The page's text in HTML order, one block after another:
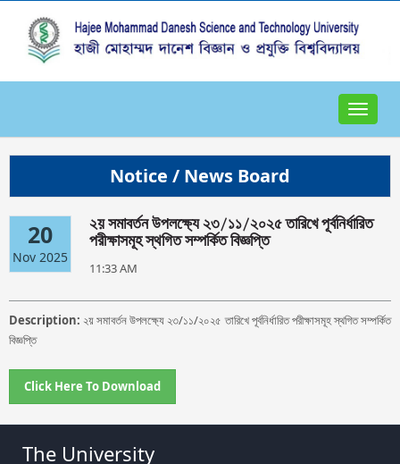
Toggle
Notice / News Board
20
Nov 2025
২য় সমাবর্তন উপলক্ষ্যে ২৩/১১/২০২৫ তারিখে পূর্বনির্ধারিত
পরীক্ষাসমূহ স্থগিত সম্পর্কিত বিজ্ঞপ্তি
11:33 AM
Description:২য় সমাবর্তন উপলক্ষ্যে ২৩/১১/২০২৫ তারিখে পূর্বনির্ধারিত পরীক্ষাসমূহ স্থগিত সম্পর্কিত
বিজ্ঞপ্তি
Click Here To Download
The University